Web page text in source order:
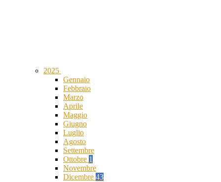
2025
Gennaio
Febbraio
Marzo
Aprile
Maggio
Giugno
Luglio
Agosto
Settembre
Ottobre 1
Novembre
Dicembre 43